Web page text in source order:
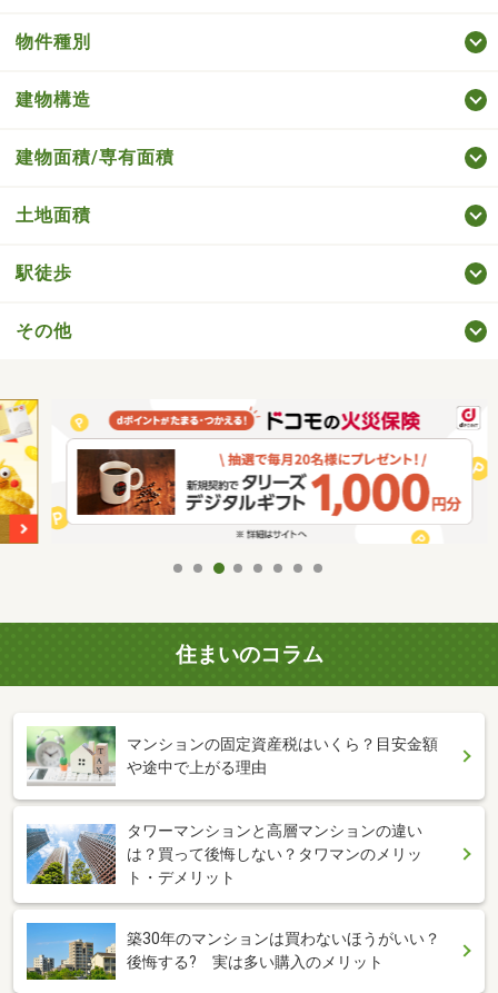
物件種別
建物構造
建物面積/専有面積
土地面積
駅徒歩
その他
住まいのコラム
マンションの固定資産税はいくら？目安金額
や途中で上がる理由
タワーマンションと高層マンションの違い
は？買って後悔しない？タワマンのメリッ
ト・デメリット
築30年のマンションは買わないほうがいい？
後悔する? 実は多い購入のメリット